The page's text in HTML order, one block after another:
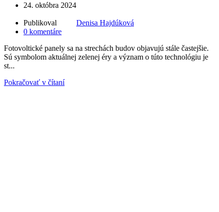
24. októbra 2024
Publikoval
Denisa Hajdúková
0 komentáre
Fotovoltické panely sa na strechách budov objavujú stále častejšie.
Sú symbolom aktuálnej zelenej éry a význam o túto technológiu je
st...
Pokračovať v čítaní